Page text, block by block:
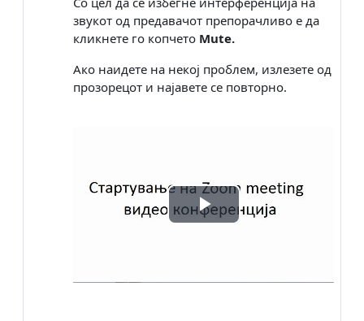
звукот од предавачот препорачливо е да
кликнете го копчето Mute.
Ако наидете на некој проблем, излезете од
прозорецот и најавете се повторно.
Play